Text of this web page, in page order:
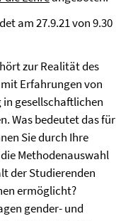
am 27.9.21 von 9.30
zur Realität des
Erfahrungen von
gesellschaftlichen
Was bedeutet das für
Sie durch Ihre
Methodenauswahl
der Studierenden
ermöglicht?
gender- und